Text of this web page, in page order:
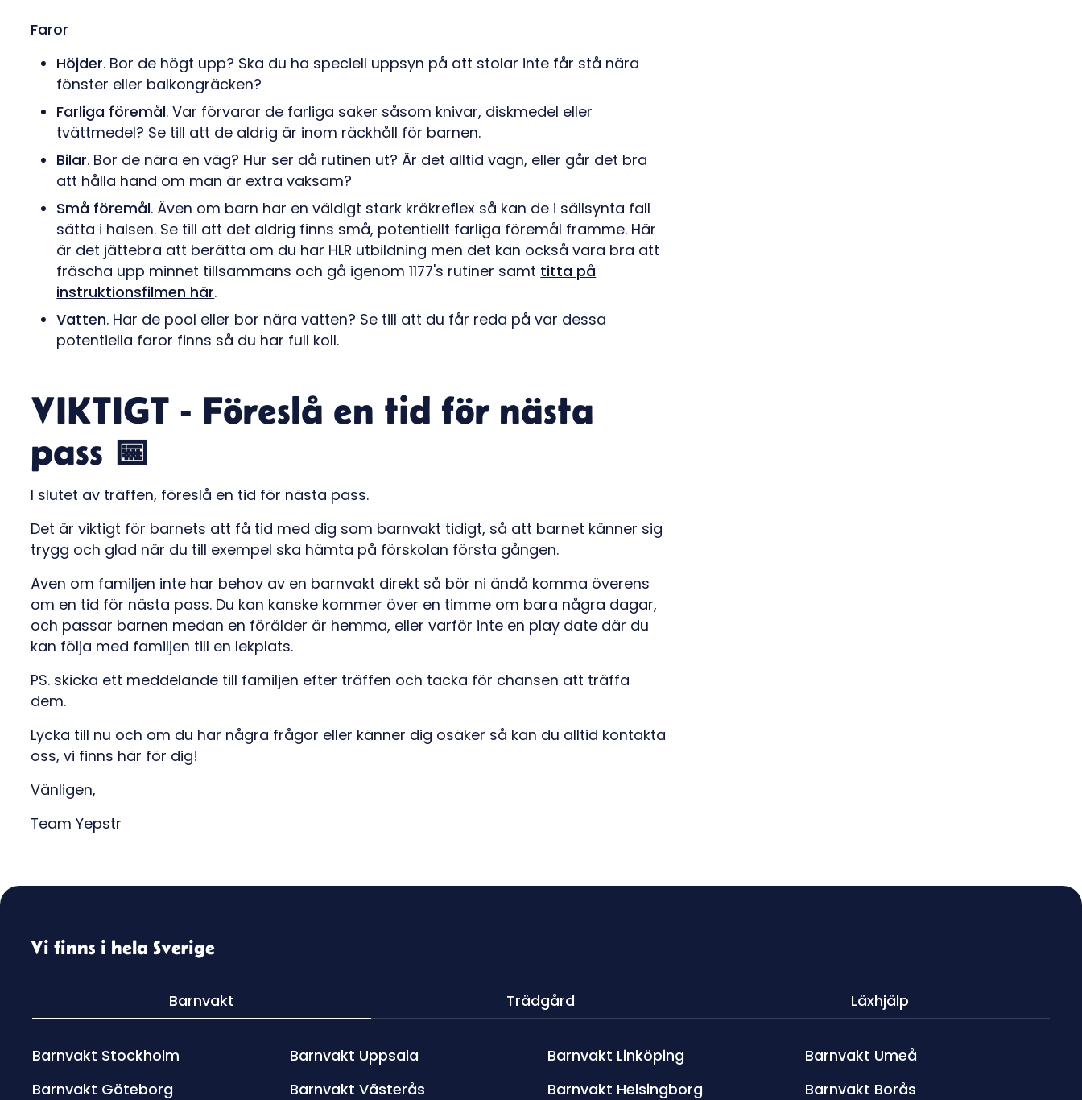
Faror
Höjder. Bor de högt upp? Ska du ha speciell uppsyn på att stolar inte får stå nära
fönster eller balkongräcken?
Farliga föremål. Var förvarar de farliga saker såsom knivar, diskmedel eller
tvättmedel? Se till att de aldrig är inom räckhåll för barnen.
Bilar. Bor de nära en väg? Hur ser då rutinen ut? Är det alltid vagn, eller går det bra
att hålla hand om man är extra vaksam?
Små föremål. Även om barn har en väldigt stark kräkreflex så kan de i sällsynta fall
sätta i halsen. Se till att det aldrig finns små, potentiellt farliga föremål framme. Här
är det jättebra att berätta om du har HLR utbildning men det kan också vara bra att
fräscha upp minnet tillsammans och gå igenom 1177's rutiner samt titta på
instruktionsfilmen här.
Vatten. Har de pool eller bor nära vatten? Se till att du får reda på var dessa
potentiella faror finns så du har full koll.
VIKTIGT - Föreslå en tid för nästa
pass 📅
I slutet av träffen, föreslå en tid för nästa pass.
Det är viktigt för barnets att få tid med dig som barnvakt tidigt, så att barnet känner sig
trygg och glad när du till exempel ska hämta på förskolan första gången.
Även om familjen inte har behov av en barnvakt direkt så bör ni ändå komma överens
om en tid för nästa pass. Du kan kanske kommer över en timme om bara några dagar,
och passar barnen medan en förälder är hemma, eller varför inte en play date där du
kan följa med familjen till en lekplats.
PS. skicka ett meddelande till familjen efter träffen och tacka för chansen att träffa
dem.
Lycka till nu och om du har några frågor eller känner dig osäker så kan du alltid kontakta
oss, vi finns här för dig!
Vänligen,
Team Yepstr
Vi finns i hela Sverige
Barnvakt Trädgård Läxhjälp
Barnvakt Stockholm
Barnvakt Göteborg
Barnvakt Uppsala
Barnvakt Västerås
Barnvakt Linköping
Barnvakt Helsingborg
Barnvakt Umeå
Barnvakt Borås